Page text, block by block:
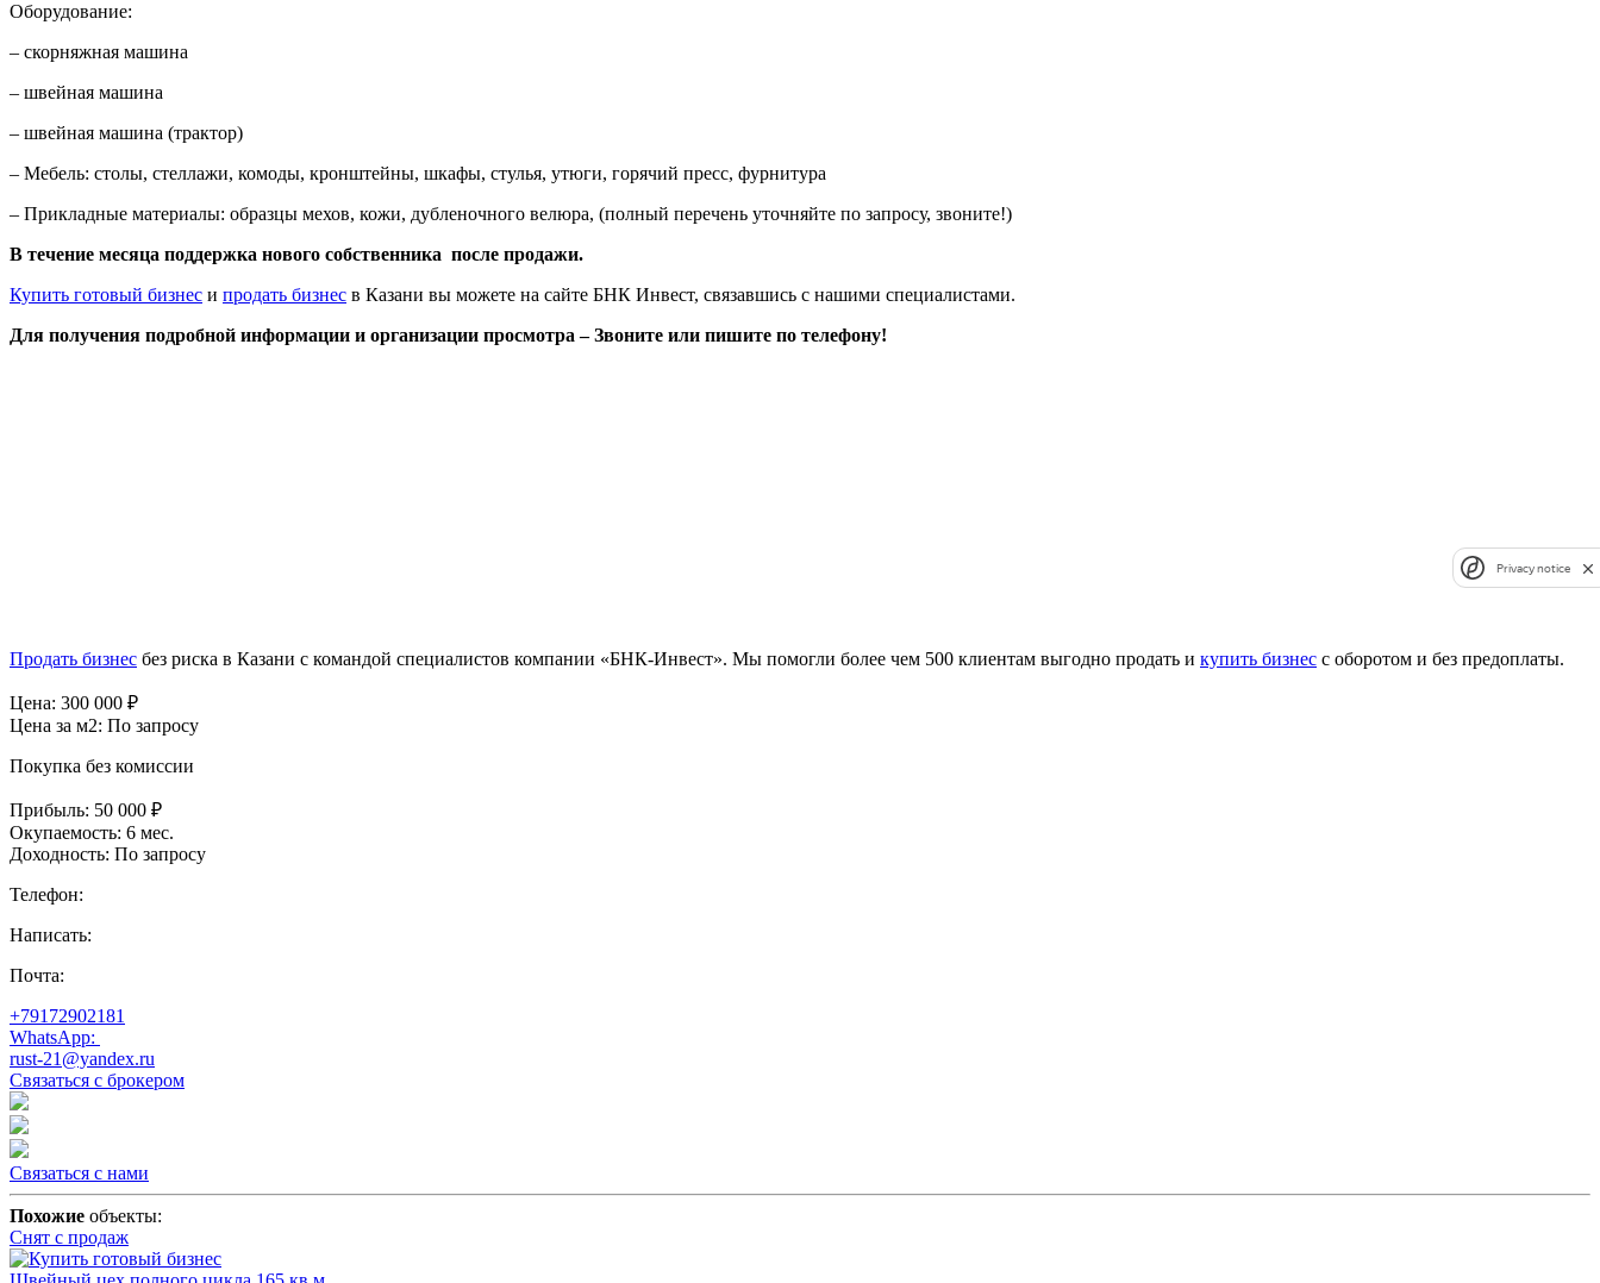
Оборудование:
– скорняжная машина
– швейная машина
– швейная машина (трактор)
– Мебель: столы, стеллажи, комоды, кронштейны, шкафы, стулья, утюги, горячий пресс, фурнитура
– Прикладные материалы: образцы мехов, кожи, дубленочного велюра, (полный перечень уточняйте по запросу, звоните!)
В течение месяца поддержка нового собственника после продажи.
Купить готовый бизнес и продать бизнес в Казани вы можете на сайте БНК Инвест, связавшись с нашими специалистами.
Для получения подробной информации и организации просмотра – Звоните или пишите по телефону!
Продать бизнес без риска в Казани с командой специалистов компании «БНК-Инвест». Мы помогли более чем 500 клиентам выгодно продать и купить бизнес с оборотом и без предоплаты.
Цена: 300 000 ₽
Цена за м2: По запросу
Покупка без комиссии
Прибыль: 50 000 ₽
Окупаемость: 6 мес.
Доходность: По запросу
Телефон:
Написать:
Почта:
+79172902181
WhatsApp:
rust-21@yandex.ru
Связаться с брокером
Связаться с нами
Похожие объекты:
Снят с продаж
Privacy notice